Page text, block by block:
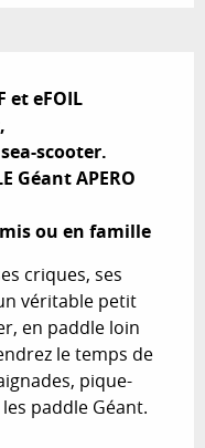
et eFOIL
scooter.
Géant APERO
ou en famille
criques, ses
véritable petit
en paddle loin
le temps de
pique-
paddle Géant.